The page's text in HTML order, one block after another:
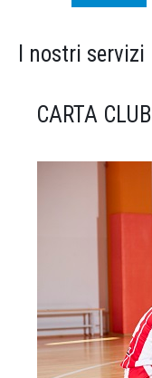
I nostri servizi
CARTA CLUB